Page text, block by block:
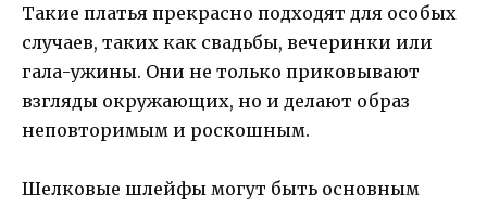
Такие платья прекрасно подходят для особых
случаев, таких как свадьбы, вечеринки или
гала-ужины. Они не только приковывают
взгляды окружающих, но и делают образ
неповторимым и роскошным.
Шелковые шлейфы могут быть основным